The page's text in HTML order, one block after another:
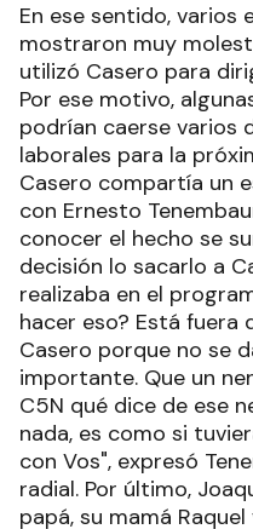
En ese sentido, varios
mostraron muy
utilizó Casero para
Por ese motivo,
podrían caerse varios
laborales para la
Casero compartía un
con Ernesto
conocer el hecho se
decisión lo sacarlo a
realizaba en el
hacer eso? Está fuera
Casero porque no se
importante. Que un
C5N qué dice de ese
nada, es como si
con Vos", expresó
radial. Por último,
papá, su mamá